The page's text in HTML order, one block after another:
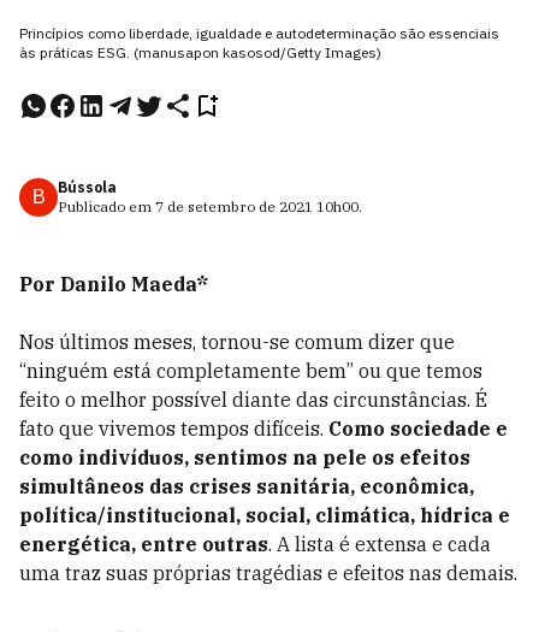
Princípios como liberdade, igualdade e autodeterminação são essenciais
às práticas ESG. (manusapon kasosod/Getty Images)
B
Bússola
Publicado em 7 de setembro de 2021 10h00.
Por Danilo Maeda*
Nos últimos meses, tornou-se comum dizer que
“ninguém está completamente bem” ou que temos
feito o melhor possível diante das circunstâncias. É
fato que vivemos tempos difíceis. Como sociedade e
como indivíduos, sentimos na pele os efeitos
simultâneos das crises sanitária, econômica,
política/institucional, social, climática, hídrica e
energética, entre outras. A lista é extensa e cada
uma traz suas próprias tragédias e efeitos nas demais.